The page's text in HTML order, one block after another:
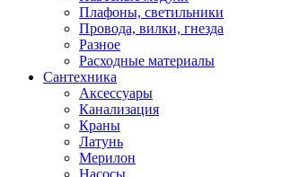
Плафоны, светильники
Провода, вилки, гнезда
Разное
Расходные материалы
Сантехника
Аксессуары
Канализация
Краны
Латунь
Мерилон
Насосы